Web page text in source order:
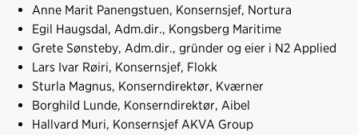
Anne Marit Panengstuen, Konsernsjef, Nortura
Egil Haugsdal, Adm.dir., Kongsberg Maritime
Grete Sønsteby, Adm.dir., gründer og eier i N2 Applied
Lars Ivar Røiri, Konsernsjef, Flokk
Sturla Magnus, Konserndirektør, Kværner
Borghild Lunde, Konserndirektør, Aibel
Hallvard Muri, Konsernsjef AKVA Group